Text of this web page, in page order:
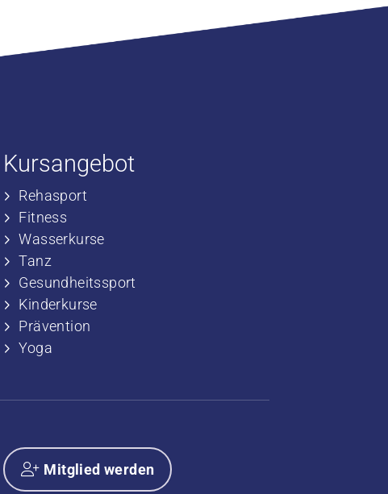
Kursangebot
​Rehasport
​​Fitness
​​Wasserkurse
​​Tanz
​Gesundheitssport
​Kinderkurse
Prävention
Yoga
Mitglied werden